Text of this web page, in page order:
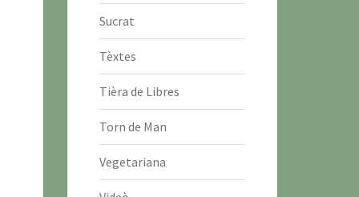
Sucrat
Tèxtes
Tièra de Libres
Torn de Man
Vegetariana